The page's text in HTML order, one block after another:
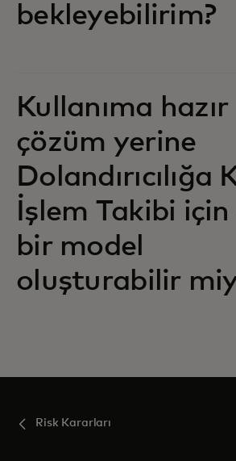
bekleyebilirim?
Kullanıma hazır
çözüm yerine
Dolandırıcılığa
İşlem Takibi için
bir model
oluşturabilir
Risk Kararları